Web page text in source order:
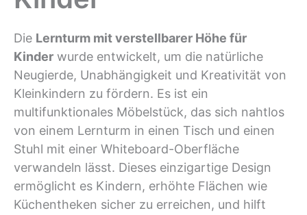
Die Lernturm mit verstellbarer Höhe für
Kinder wurde entwickelt, um die natürliche
Neugierde, Unabhängigkeit und Kreativität von
Kleinkindern zu fördern. Es ist ein
multifunktionales Möbelstück, das sich nahtlos
von einem Lernturm in einen Tisch und einen
Stuhl mit einer Whiteboard-Oberfläche
verwandeln lässt. Dieses einzigartige Design
ermöglicht es Kindern, erhöhte Flächen wie
Küchentheken sicher zu erreichen, und hilft